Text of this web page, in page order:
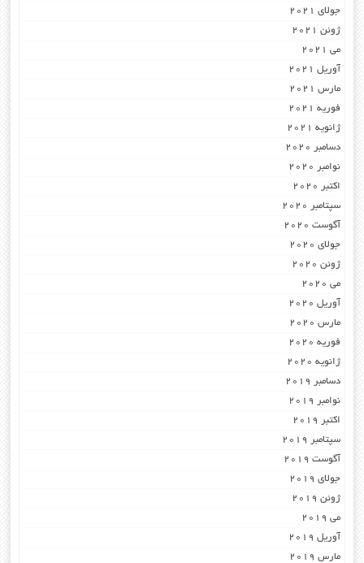
جولای 2021
ژوئن 2021
می 2021
آوریل 2021
مارس 2021
فوریه 2021
ژانویه 2021
دسامبر 2020
نوامبر 2020
اکتبر 2020
سپتامبر 2020
آگوست 2020
جولای 2020
ژوئن 2020
می 2020
آوریل 2020
مارس 2020
فوریه 2020
ژانویه 2020
دسامبر 2019
نوامبر 2019
اکتبر 2019
سپتامبر 2019
آگوست 2019
جولای 2019
ژوئن 2019
می 2019
آوریل 2019
مارس 2019